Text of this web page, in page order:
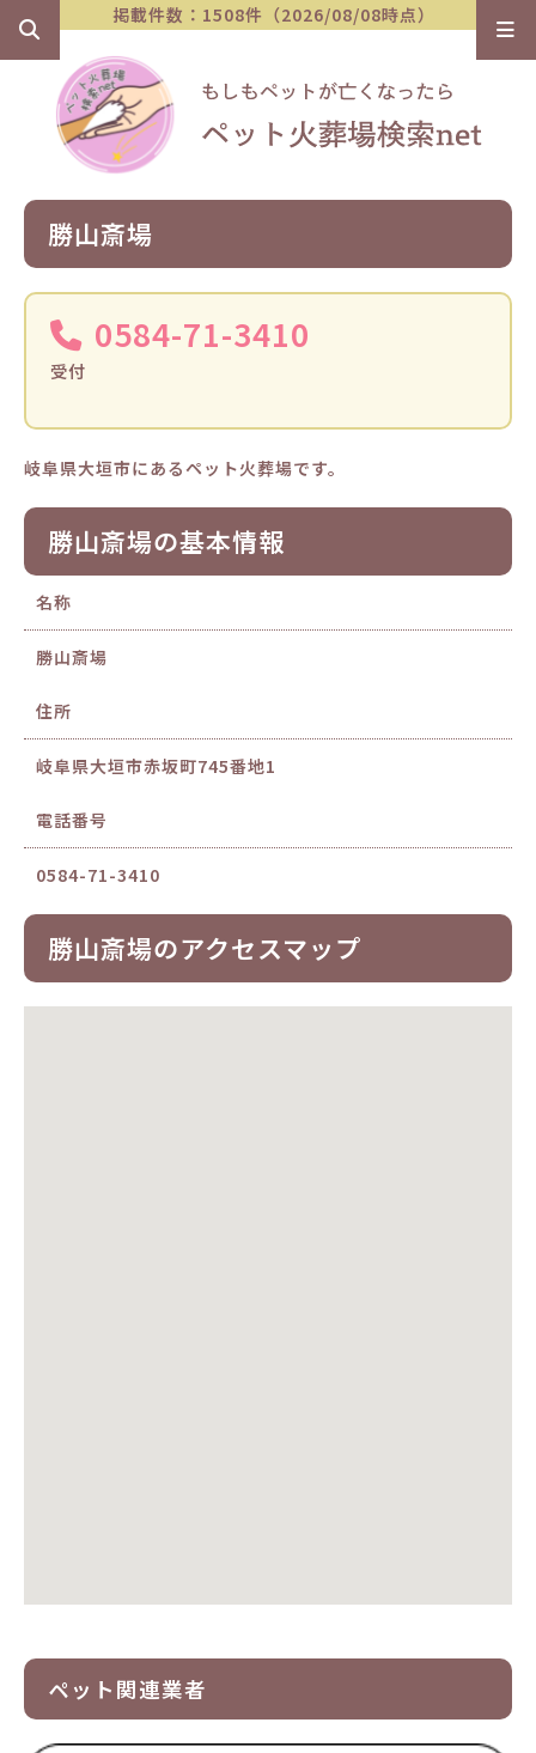
掲載件数：1508件（2026/08/08時点）
勝山斎場
0584-71-3410
受付
岐阜県大垣市にあるペット火葬場です。
勝山斎場の基本情報
名称
勝山斎場
住所
岐阜県大垣市赤坂町745番地1
電話番号
0584-71-3410
勝山斎場のアクセスマップ
ペット関連業者